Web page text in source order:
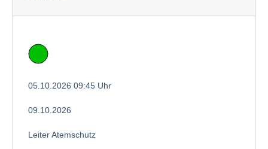
05.10.2026 09:45 Uhr
09.10.2026
Leiter Atemschutz